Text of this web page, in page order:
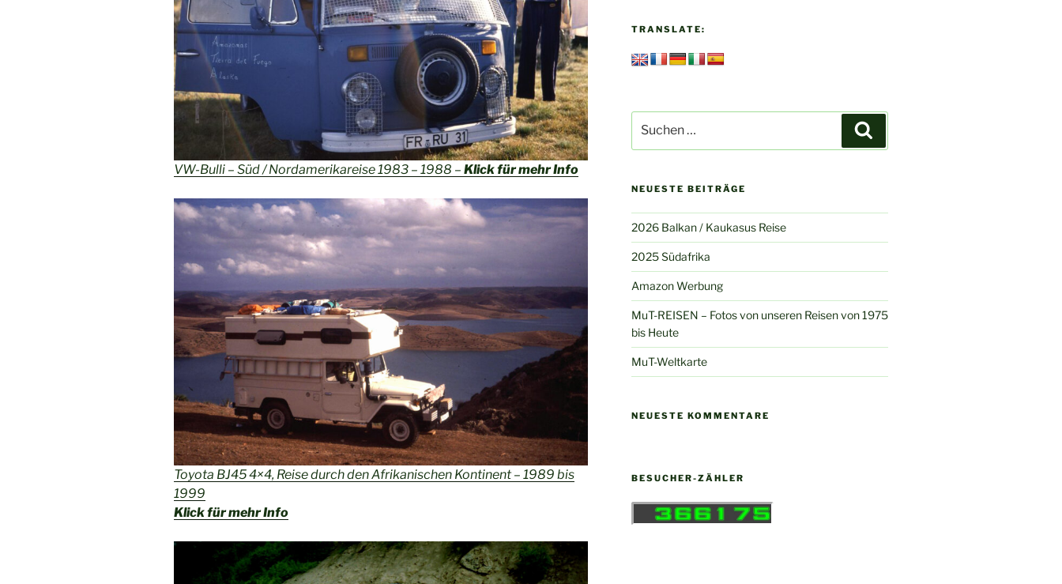
VW-Bulli – Süd / Nordamerikareise 1983 – 1988 – Klick für mehr Info
Toyota BJ45 4×4, Reise durch den Afrikanischen Kontinent – 1989 bis
1999
Klick für mehr Info
TRANSLATE:
nach:
NEUESTE BEITRÄGE
2026 Balkan / Kaukasus Reise
2025 Südafrika
Amazon Werbung
MuT-REISEN – Fotos von unseren Reisen von 1975
bis Heute
MuT-Weltkarte
NEUESTE KOMMENTARE
BESUCHER-ZÄHLER